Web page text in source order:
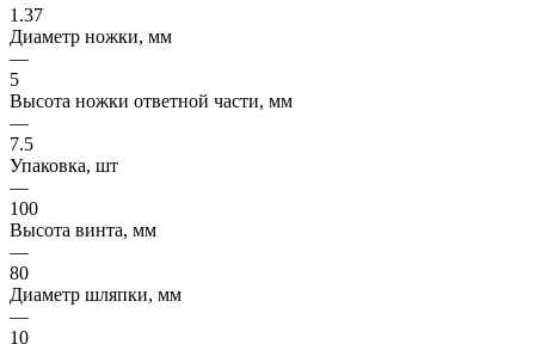
1.37
Диаметр ножки, мм
—
5
Высота ножки ответной части, мм
—
7.5
Упаковка, шт
—
100
Высота винта, мм
—
80
Диаметр шляпки, мм
—
10